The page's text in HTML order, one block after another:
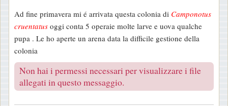
s
s
a
g
g
i
o
Ad fine primavera mi é arrivata questa colonia di Camponotus
cruentatus oggi conta 5 operaie molte larve e uova qualche
pupa . Le ho aperte un arena data la difficile gestione della
colonia
Non hai i permessi necessari per visualizzare i file
allegati in questo messaggio.